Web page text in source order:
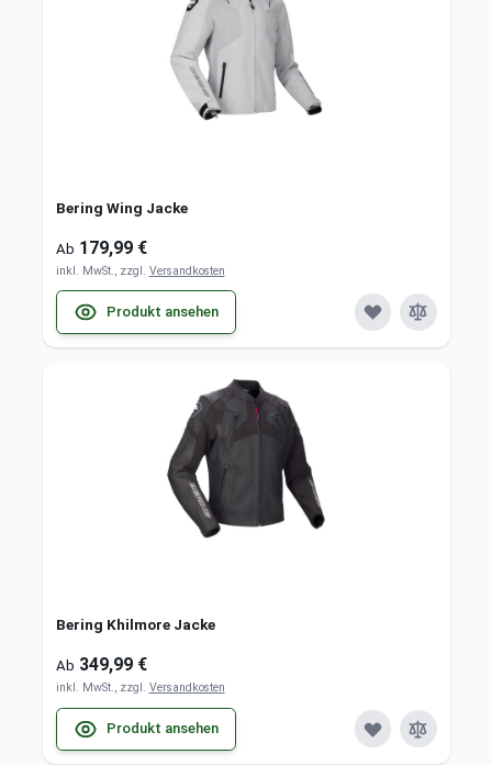
Bering Wing Jacke
Ab 179,99 €
inkl. MwSt., zzgl. Versandkosten
Produkt ansehen
Bering Khilmore Jacke
Ab 349,99 €
inkl. MwSt., zzgl. Versandkosten
Produkt ansehen